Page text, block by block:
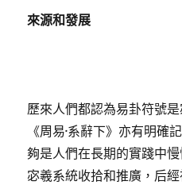
來源和發展
歷來人們都認為易卦符號
《周易·系辭下》亦有明確
夠是人們在長期的實踐中
宓羲系統收拾和推廣，后